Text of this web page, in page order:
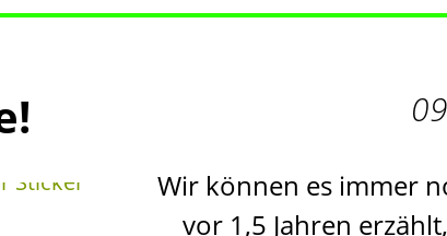
Wir können es immer
vor 1,5 Jahren